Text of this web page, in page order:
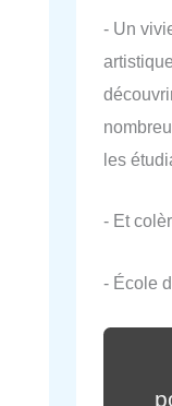
- Un
les
- Et
- École